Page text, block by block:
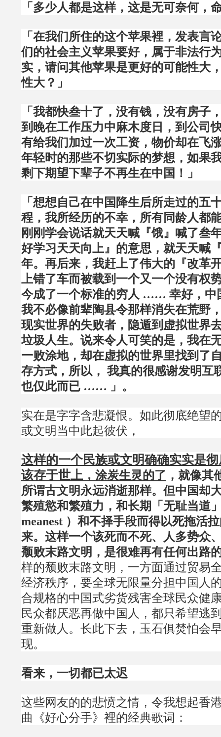
「多少人都是这样，这是无可奈何，
「在我们所住的这个苹果裡，发表言
们的社会主义苹果要好，属于非法行
实，请问其他苹果是更好的可能性大
性大？」
「我都快叁十了，没有钱，没有房子
到晚在工作压力中麻木度日，到公司
有给我们加过一次工资，物价却在飞
年轻时的那些不切实际的梦想，如果
剩下期望下辈子不再生在中国！」
「想想自己在中国降生后所走过的五
程，我所经历的不幸，所有同龄人都
刚刚学会说话就天天喊『饿』喊了叁
好学习天天向上』的意思，就天天喊
年。再后来，我赶上了伟大的『改革
上错了车而被载到一个又一个没有权
今成了一个标准的穷人 …… 幸好，中
我不必像前辈陶县令那样消失在荒野
现实世界的失败者，隐遁到虚拟世界
垃圾人生。说来令人可笑的是，我在
一败涂地，却在虚拟的世界里找到了
存方式，所以， 我真的很感谢发明互
也仅此而已 …… 」。
实在是字字含悲凝恨。如此彻底绝望
或文明当中此起彼伏，
这样的一个民族或文明确确实实是
该存于世上 ， 涂炭生灵的了 ，就像其
所谓古文明永远消逝那样。但中国却
繁殖慾和繁殖力，和长期「无耻当道
meanest ）和不择手段而得以死拖活
来。这样一个该死而不死、人多势众
颓败末路文明，是很难再有任何出路
样的颓败末路文明，一方面通过贸易
经济秩序，要全球无限量分担中国人
合规格的中国式劣货残害全球民众健
民众都厌恶再做中国人，都只希望逃
重新做人。长此下去，玉石俱焚怕会
现。
看来，一切都已太迟
这些网友的的悲愤之情，令我想起香
曲《好心分手》裡的经典歌词：